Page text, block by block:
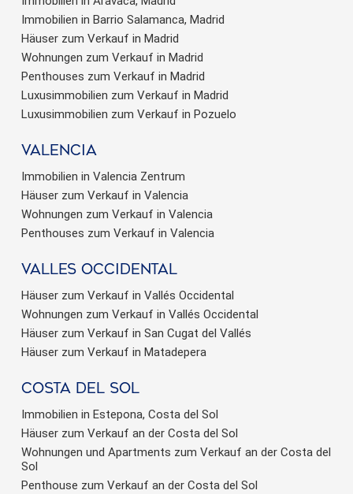
Immobilien in Barrio Salamanca, Madrid
Häuser zum Verkauf in Madrid
Wohnungen zum Verkauf in Madrid
Penthouses zum Verkauf in Madrid
Luxusimmobilien zum Verkauf in Madrid
Luxusimmobilien zum Verkauf in Pozuelo
valencia
Immobilien in Valencia Zentrum
Häuser zum Verkauf in Valencia
Wohnungen zum Verkauf in Valencia
Penthouses zum Verkauf in Valencia
valles occidental
Häuser zum Verkauf in Vallés Occidental
Wohnungen zum Verkauf in Vallés Occidental
Häuser zum Verkauf in San Cugat del Vallés
Häuser zum Verkauf in Matadepera
Costa del sol
Immobilien in Estepona, Costa del Sol
Häuser zum Verkauf an der Costa del Sol
Wohnungen und Apartments zum Verkauf an der Costa del
Sol
Penthouse zum Verkauf an der Costa del Sol